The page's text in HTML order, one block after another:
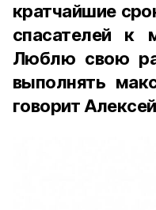
кратчайшие
спасателей к
Люблю свою
выполнять
говорит Алексей